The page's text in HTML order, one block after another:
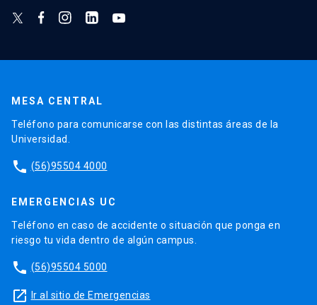
MESA CENTRAL
Teléfono para comunicarse con las distintas áreas de la
Universidad.
phone (56)95504 4000
EMERGENCIAS UC
Teléfono en caso de accidente o situación que ponga en
riesgo tu vida dentro de algún campus.
phone (56)95504 5000
launch Ir al sitio de Emergencias